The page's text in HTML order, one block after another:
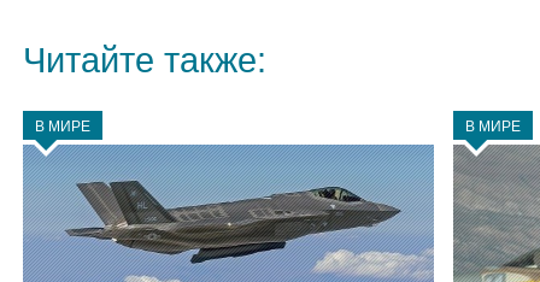
Читайте также:
В МИРЕ В МИРЕ